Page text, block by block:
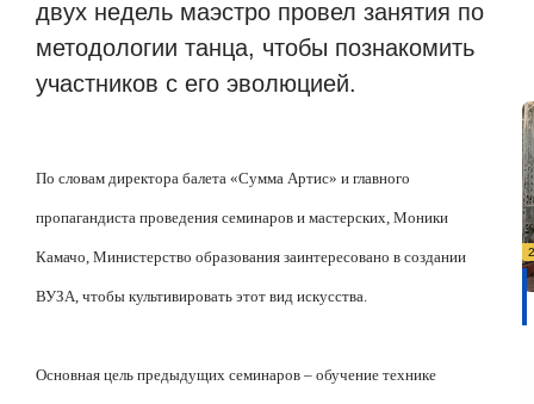
двух недель маэстро провел занятия по
методологии танца, чтобы познакомить
участников с его эволюцией.
По словам директора балета «Сумма Артис» и главного
пропагандиста проведения семинаров и мастерских, Моники
Камачо, Министерство образования заинтересовано в создании
ВУЗА, чтобы культивировать этот вид искусства.
Основная цель предыдущих семинаров – обучение технике